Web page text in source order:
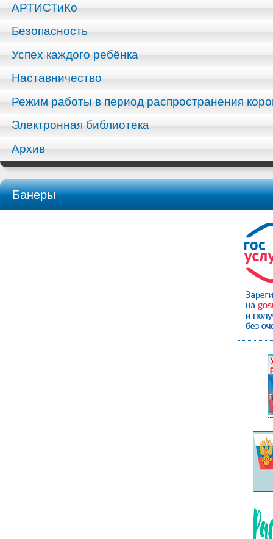
АРТИСТиКо
Безопасность
Успех каждого ребёнка
Наставничество
Режим работы в период распространения
Электронная библиотека
Архив
Банеры